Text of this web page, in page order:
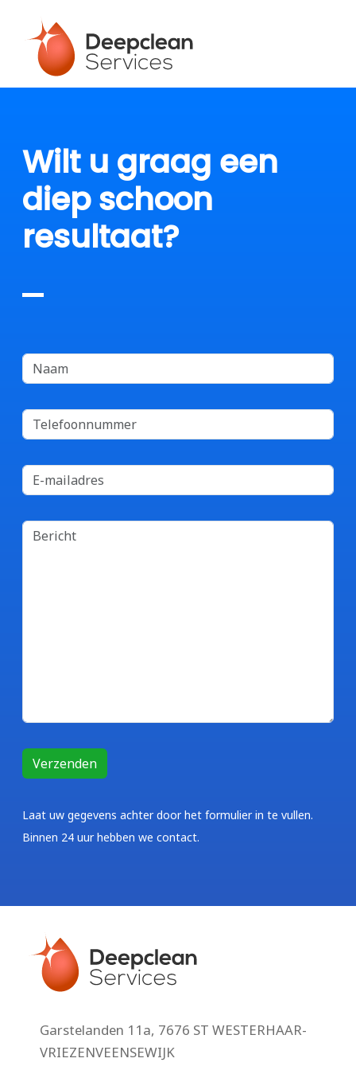
Wilt u graag een
diep schoon
resultaat?
Laat uw gegevens achter door het formulier in te vullen.
Binnen 24 uur hebben we contact.
Garstelanden 11a, 7676 ST WESTERHAAR-
VRIEZENVEENSEWIJK